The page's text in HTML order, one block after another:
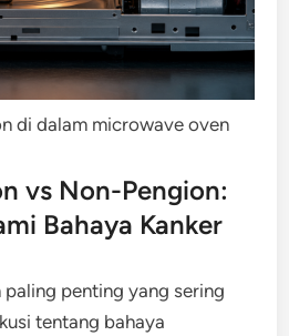
di dalam microwave oven
vs Non-Pengion:
Bahaya Kanker
penting yang sering
tentang bahaya